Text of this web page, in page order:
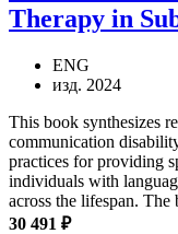
Therapy in
ENG
изд. 2024
This book synthesizes
communication
practices for providing
individuals with
across the lifespan.
30 491 ₽